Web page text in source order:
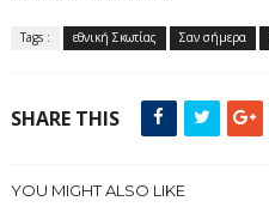
Tags : εθνική Σκωτίας Σαν σήμερα
SHARE THIS
YOU MIGHT ALSO LIKE